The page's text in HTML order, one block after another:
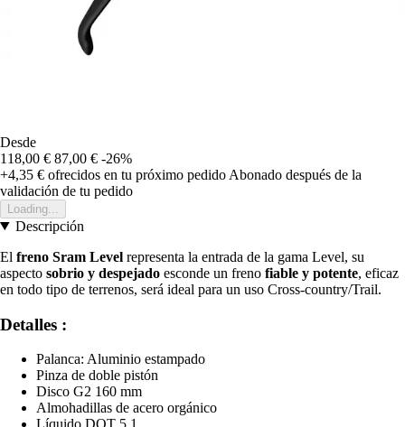
Desde
118,00 € 87,00 € -26%
+4,35 € ofrecidos en tu próximo pedido Abonado después de la
validación de tu pedido
Loading...
Descripción
El freno Sram Level representa la entrada de la gama Level, su
aspecto sobrio y despejado esconde un freno fiable y potente, eficaz
en todo tipo de terrenos, será ideal para un uso Cross-country/Trail.
Detalles :
Palanca: Aluminio estampado
Pinza de doble pistón
Disco G2 160 mm
Almohadillas de acero orgánico